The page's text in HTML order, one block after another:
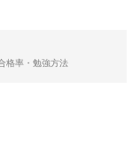
格率・勉強方法